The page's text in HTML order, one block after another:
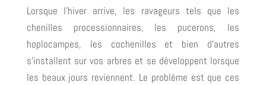
Lorsque l’hiver arrive, les ravageurs tels que les
chenilles processionnaires, les pucerons, les
hoplocampes, les cochenilles et bien d’autres
s’installent sur vos arbres et se développent lorsque
les beaux jours reviennent. Le problème est que ces